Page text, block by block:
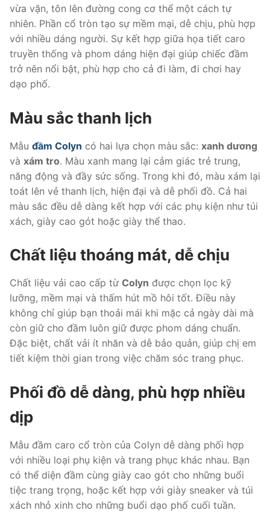
vừa vặn, tôn lên đường cong cơ thể một cách tự
nhiên. Phần cổ tròn tạo sự mềm mại, dễ chịu, phù hợp
với nhiều dáng người. Sự kết hợp giữa họa tiết caro
truyền thống và phom dáng hiện đại giúp chiếc đầm
trở nên nổi bật, phù hợp cho cả đi làm, đi chơi hay
dạo phố.
Màu sắc thanh lịch
Mẫu đầm Colyn có hai lựa chọn màu sắc: xanh dương
và xám tro. Màu xanh mang lại cảm giác trẻ trung,
năng động và đầy sức sống. Trong khi đó, màu xám lại
toát lên vẻ thanh lịch, hiện đại và dễ phối đồ. Cả hai
màu sắc đều dễ dàng kết hợp với các phụ kiện như túi
xách, giày cao gót hoặc giày thể thao.
Chất liệu thoáng mát, dễ chịu
Chất liệu vải cao cấp từ Colyn được chọn lọc kỹ
lưỡng, mềm mại và thấm hút mồ hôi tốt. Điều này
không chỉ giúp bạn thoải mái khi mặc cả ngày dài mà
còn giữ cho đầm luôn giữ được phom dáng chuẩn.
Đặc biệt, chất vải ít nhăn và dễ bảo quản, giúp chị em
tiết kiệm thời gian trong việc chăm sóc trang phục.
Phối đồ dễ dàng, phù hợp nhiều
dịp
Mẫu đầm caro cổ tròn của Colyn dễ dàng phối hợp
với nhiều loại phụ kiện và trang phục khác nhau. Bạn
có thể diện đầm cùng giày cao gót cho những buổi
tiệc trang trọng, hoặc kết hợp với giày sneaker và túi
xách nhỏ xinh cho những buổi dạo phố cuối tuần.